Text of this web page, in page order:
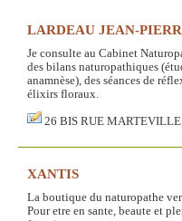
LARDEAU JEAN-
Je consulte au Cabinet
des bilans naturopathiques
anamnèse), des séances de
élixirs floraux.
26 BIS RUE
XANTIS
La boutique du naturopathe
Pour etre en sante, beaute et